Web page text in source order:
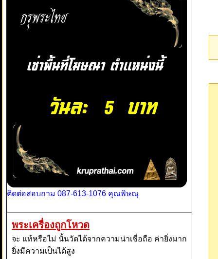
ติดต่อสอบถาม 087-613-1076 คุณพิษณุ
พระเครื่องถูกโหวด
จะ แท้หรือไม่ นั้นวัดได้จากความน่าเชื่อถือ ค่ายิ่งมาก
ยิ่งมีความเป็นได้สูง